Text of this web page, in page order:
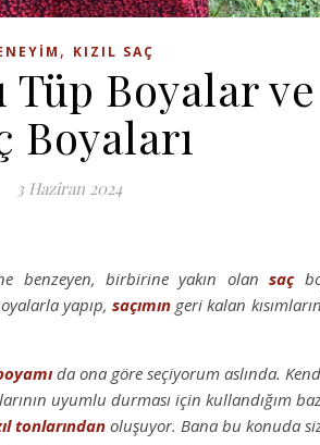
, KIZIL SAÇ
Boyalar ve
Boyaları
3 Haziran 2024
benzeyen, birbirine yakın olansaç
yapıp,saçımın geri kalan
da ona göre seçiyorum aslında.
uyumlu durması için kullandığım
tonlarından oluşuyor. Bana bu konuda